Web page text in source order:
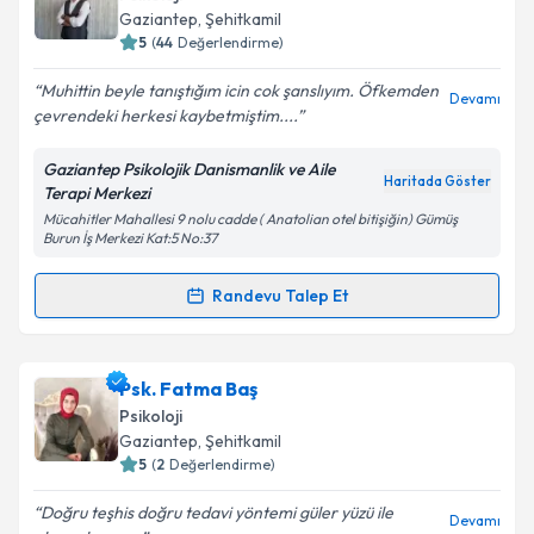
takvim hazırlandığında e-posta ile bilgilendireceğiz.
Kişisel verilerimin işlenmesine ilişkin
Aydınlatma
Metni
kapsamda işlenmesini kabul ediyorum.
Takvim Talebini Gönder
Gaziantep, Şehitkamil
5 (44 Değerlendirme)
Muhittin beyle tanıştığım icin cok şanslıyım. Öfkemden
çevrendeki herkesi kaybetmiştim....
Devamı
Gaziantep Psikolojik Danismanlik ve Aile
Terapi Merkezi
Haritada Göster
Mücahitler Mahallesi 9 nolu cadde ( Anatolian otel bitişiğin) Gümüş
Burun İş Merkezi Kat:5 No:37
Randevu Talep Et
Randevu Takvimi Talebi
Uzm. Psk. Muhittin Dar
oluşturun. Size bu uzmandan randevu almanız için bir
takvim hazırlandığında e-posta ile bilgilendireceğiz.
Psk. Fatma Baş
Psikoloji
Gaziantep, Şehitkamil
5 (2 Değerlendirme)
Doğru teşhis doğru tedavi yöntemi güler yüzü ile
Devamı